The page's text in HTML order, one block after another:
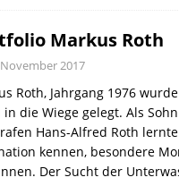
Markus Roth
2017
Roth, Jahrgang 1976
in die Wiege gelegt. Als
Hans-Alfred Roth
kennen, besondere
Der Sucht der